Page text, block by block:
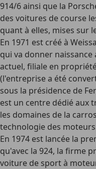
914/6 ainsi que la
des voitures de course
quant à elles, mises sur
En 1971 est créé à
qui va donner
actuel, filiale en
(l'entreprise a été
sous la présidence de
est un centre dédié aux
les domaines de la
technologie des
En 1974 est lancée la
qu'avec la 924, la firme
voiture de sport à